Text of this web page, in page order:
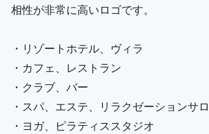
相性が非常に高いロゴです。
・リゾートホテル、ヴィラ
・カフェ、レストラン
・クラブ、バー
・スパ、エステ、リラクゼーションサ
・ヨガ、ピラティススタジオ